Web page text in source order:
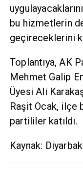
bu hizmetlerin
geçireceklerini
Toplantıya, AK
Mehmet Galip
Üyesi Ali
Raşit Ocak, ilçe
partililer katıldı.
Kaynak: